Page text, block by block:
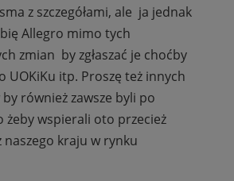
z szczegółami, ale ja jednak
Allegro mimo tych
zmian by zgłaszać je choćby
UOKiKu itp. Proszę też innych
również zawsze byli po
żeby wspierali oto przecież
naszego kraju w rynku